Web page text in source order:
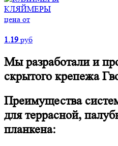
КЛЯЙМЕРЫ
цена от
1.19 руб
Мы разработали и
скрытого крепежа
Преимущества
для террасной,
планкена: